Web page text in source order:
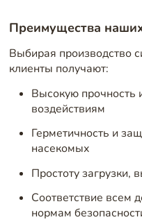
Преимущества
Выбирая производство
клиенты получают:
Высокую прочность
воздействиям
Герметичность и
насекомых
Простоту загрузки,
Соответствие всем
нормам